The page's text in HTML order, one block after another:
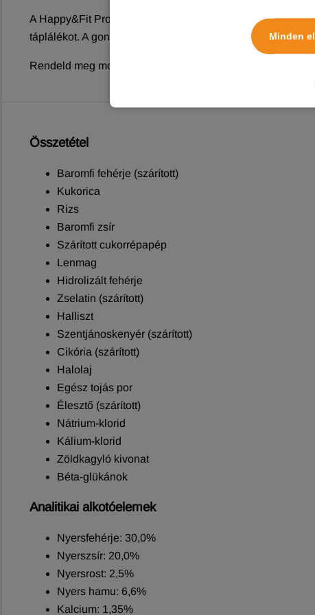
Minden
A Happy&Fit Professional Energy Plus száraz kutyatáp
táplálékot. A gondosan válogatott, természetes
Rendeld meg most a Happy&Fit Professional Energy
Összetétel
Baromfi fehérje (szárított)
Kukorica
Rizs
Baromfi zsír
Szárított cukorrépapép
Lenmag
Hidrolizált fehérje
Zselatin (szárított)
Halliszt
Szentjánoskenyér (szárított)
Cikória (szárított)
Halolaj
Egész tojás por
Élesztő (szárított)
Nátrium-klorid
Kálium-klorid
Zöldkagyló kivonat
Béta-glükánok
Analitikai alkotóelemek
Nyersfehérje: 30,0%
Nyerszsír: 20,0%
Nyersrost: 2,5%
Nyers hamu: 6,6%
Kalcium: 1,35%